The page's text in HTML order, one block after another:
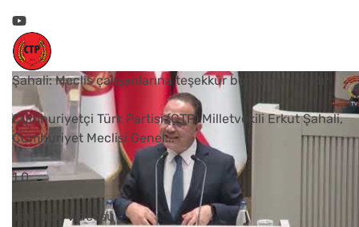
Şahali: Meclis çalışanlarına teşekkür borcumuz vardır
Cumhuriyetçi Türk Partisi (CTP) Milletvekili Erkut Şahali,
Cumhuriyet Meclisi Genel...
1 0
YouTube Videosu